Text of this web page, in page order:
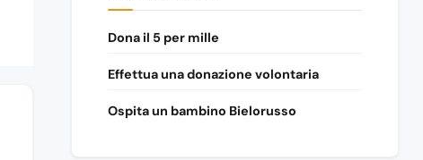
Dona il 5 per mille
Effettua una donazione volontaria
Ospita un bambino Bielorusso